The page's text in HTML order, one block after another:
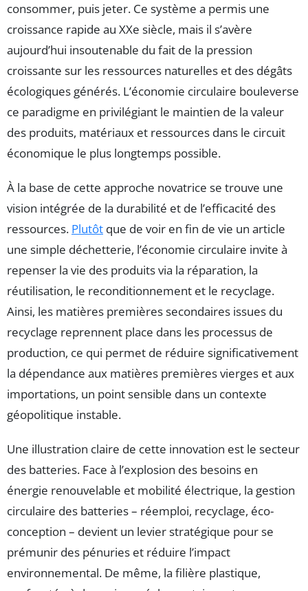
consommer, puis jeter. Ce système a permis une
croissance rapide au XXe siècle, mais il s’avère
aujourd’hui insoutenable du fait de la pression
croissante sur les ressources naturelles et des dégâts
écologiques générés. L’économie circulaire bouleverse
ce paradigme en privilégiant le maintien de la valeur
des produits, matériaux et ressources dans le circuit
économique le plus longtemps possible.
À la base de cette approche novatrice se trouve une
vision intégrée de la durabilité et de l’efficacité des
ressources. Plutôt que de voir en fin de vie un article
une simple déchetterie, l’économie circulaire invite à
repenser la vie des produits via la réparation, la
réutilisation, le reconditionnement et le recyclage.
Ainsi, les matières premières secondaires issues du
recyclage reprennent place dans les processus de
production, ce qui permet de réduire significativement
la dépendance aux matières premières vierges et aux
importations, un point sensible dans un contexte
géopolitique instable.
Une illustration claire de cette innovation est le secteur
des batteries. Face à l’explosion des besoins en
énergie renouvelable et mobilité électrique, la gestion
circulaire des batteries – réemploi, recyclage, éco-
conception – devient un levier stratégique pour se
prémunir des pénuries et réduire l’impact
environnemental. De même, la filière plastique,